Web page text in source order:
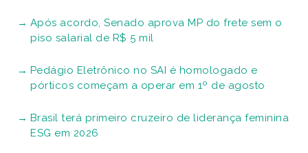
Após acordo, Senado aprova MP do frete sem o
piso salarial de R$ 5 mil
Pedágio Eletrônico no SAI é homologado e
pórticos começam a operar em 1º de agosto
Brasil terá primeiro cruzeiro de liderança feminina
ESG em 2026